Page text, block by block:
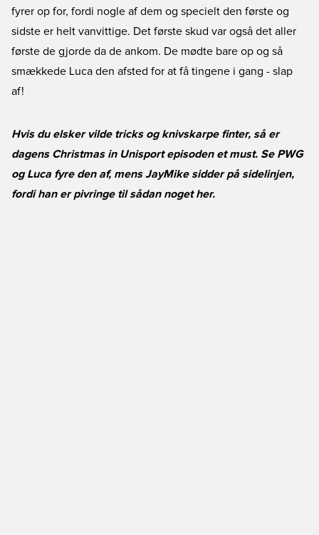
fyrer op for, fordi nogle af dem og specielt den første og
sidste er helt vanvittige. Det første skud var også det aller
første de gjorde da de ankom. De mødte bare op og så
smækkede Luca den afsted for at få tingene i gang - slap
af!
Hvis du elsker vilde tricks og knivskarpe finter, så er
dagens Christmas in Unisport episoden et must. Se PWG
og Luca fyre den af, mens JayMike sidder på sidelinjen,
fordi han er pivringe til sådan noget her.